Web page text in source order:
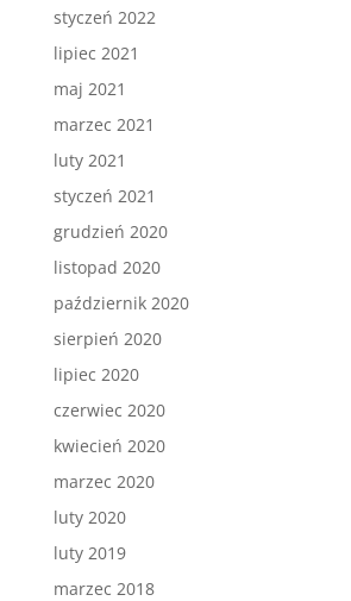
styczeń 2022
lipiec 2021
maj 2021
marzec 2021
luty 2021
styczeń 2021
grudzień 2020
listopad 2020
październik 2020
sierpień 2020
lipiec 2020
czerwiec 2020
kwiecień 2020
marzec 2020
luty 2020
luty 2019
marzec 2018